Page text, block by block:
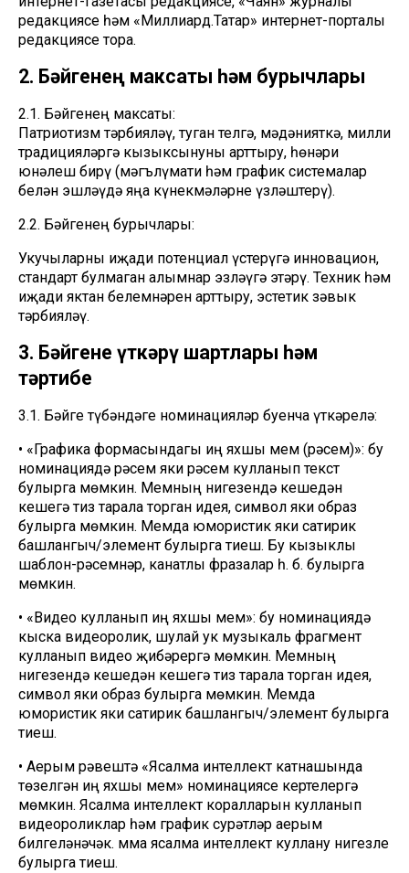
редакциясе һәм «Миллиард.Татар» интернет-порталы
редакциясе тора.
2. Бәйгенең максаты һәм бурычлары
2.1. Бәйгенең максаты:
Патриотизм тәрбияләү, туган телгә, мәдәнияткә, милли
традицияләргә кызыксынуны арттыру, һөнәри
юнәлеш бирү (мәгълүмати һәм график системалар
белән эшләүдә яңа күнекмәләрне үзләштерү).
2.2. Бәйгенең бурычлары:
Укучыларны иҗади потенциал үстерүгә инновацион,
стандарт булмаган алымнар эзләүгә этәрү. Техник һәм
иҗади яктан белемнәрен арттыру, эстетик зәвык
тәрбияләү.
3. Бәйгене үткәрү шартлары һәм
тәртибе
3.1. Бәйге түбәндәге номинацияләр буенча үткәрелә:
• «Графика формасындагы иң яхшы мем (рәсем)»: бу
номинациядә рәсем яки рәсем кулланып текст
булырга мөмкин. Мемның нигезендә кешедән
кешегә тиз тарала торган идея, символ яки образ
булырга мөмкин. Мемда юмористик яки сатирик
башлангыч/элемент булырга тиеш. Бу кызыклы
шаблон-рәсемнәр, канатлы фразалар һ. б. булырга
мөмкин.
• «Видео кулланып иң яхшы мем»: бу номинациядә
кыска видеоролик, шулай ук музыкаль фрагмент
кулланып видео җибәрергә мөмкин. Мемның
нигезендә кешедән кешегә тиз тарала торган идея,
символ яки образ булырга мөмкин. Мемда
юмористик яки сатирик башлангыч/элемент булырга
тиеш.
• Аерым рәвештә «Ясалма интеллект катнашында
төзелгән иң яхшы мем» номинациясе кертелергә
мөмкин. Ясалма интеллект коралларын кулланып
видеороликлар һәм график сурәтләр аерым
билгеләнәчәк. Әмма ясалма интеллект куллану нигезле
булырга тиеш.